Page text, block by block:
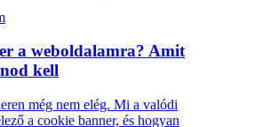
a weboldalamra? Amit
kell
még nem elég. Mi a valódi
a cookie banner, és hogyan